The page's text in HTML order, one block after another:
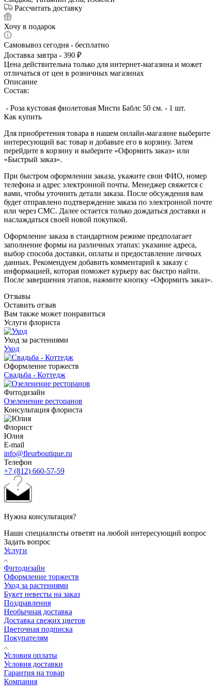
Рассчитать доставку
Хочу в подарок
Самовывоз сегодня - бесплатно
Доставка завтра - 390 ₽
Цена действительна только для интернет-магазина и может
отличаться от цен в розничных магазинах
Описание
Состав:
- Роза кустовая фиолетовая Мисти Баблс 50 см. - 1 шт.
Как купить
Для приобретения товара в нашем онлайн-магазине выберите
интересующий вас товар и добавьте его в корзину. Затем
перейдите в корзину и выберите «Оформить заказ» или
«Быстрый заказ».
При быстром оформлении заказа, укажите свои ФИО, номер
телефона и адрес электронной почты. Менеджер свяжется с
вами, чтобы уточнить детали заказа. После обсуждения вам
будет отправлено подтверждение заказа по электронной почте
или через СМС. Далее остается только дождаться доставки и
наслаждаться своей новой покупкой.
Оформление заказа в стандартном режиме предполагает
заполнение формы на различных этапах: указание адреса,
выбор способа доставки, оплаты и предоставление личных
данных. Рекомендуем добавить комментарий к заказу с
информацией, которая поможет курьеру вас быстро найти.
После завершения этапов, нажмите кнопку «Оформить заказ».
Отзывы
Оставить отзыв
Вам также может понравиться
Услуги флориста
Уход за растениями
Уход
Оформление торжеств
Свадьба - Коттедж
Фитодизайн
Озеленение ресторанов
Консультация флориста
Флорист
Юлия
E-mail
info@fleurboutique.ru
Телефон
+7 (812) 660-57-59
Нужна консультация?
Наши специалисты ответят на любой интересующий вопрос
Задать вопрос
Услуги
Фитодизайн
Оформление торжеств
Уход за растениями
Букет невесты на заказ
Поздравления
Необычная доставка
Доставка свежих цветов
Цветочная подписка
Покупателям
Условия оплаты
Условия доставки
Гарантия на товар
Компания